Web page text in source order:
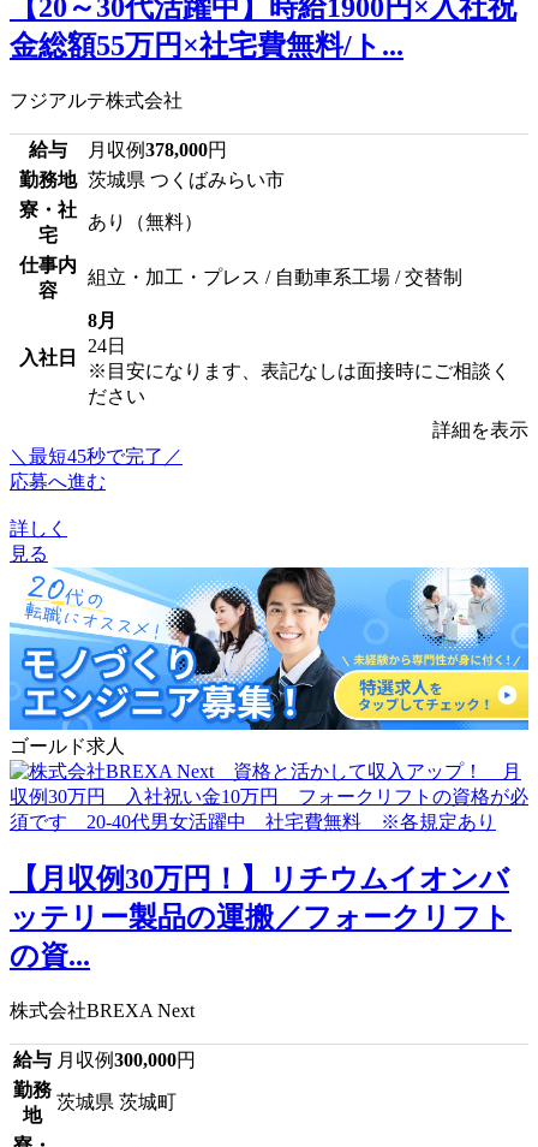
【20～30代活躍中】時給1900円×入社祝
金総額55万円×社宅費無料/ト...
フジアルテ株式会社
給与 月収例378,000円
勤務地 茨城県 つくばみらい市
寮・社
宅
あり（無料）
仕事内
容
組立・加工・プレス / 自動車系工場 / 交替制
入社日
8月
24日
※目安になります、表記なしは面接時にご相談く
ださい
詳細を表示
＼最短45秒で完了／
応募へ進む
詳しく
見る
ゴールド求人
【月収例30万円！】リチウムイオンバ
ッテリー製品の運搬／フォークリフト
の資...
株式会社BREXA Next
給与 月収例300,000円
勤務
地
茨城県 茨城町